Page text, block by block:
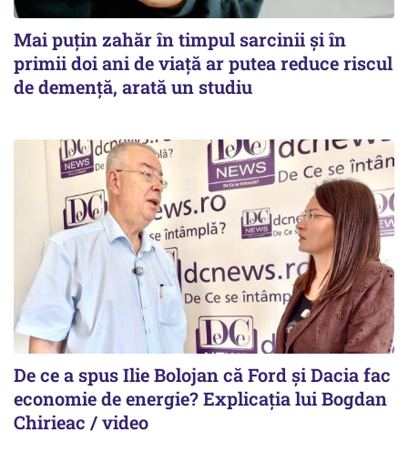
Mai puțin zahăr în timpul sarcinii și în
primii doi ani de viață ar putea reduce riscul
de demență, arată un studiu
De ce a spus Ilie Bolojan că Ford și Dacia fac
economie de energie? Explicația lui Bogdan
Chirieac / video